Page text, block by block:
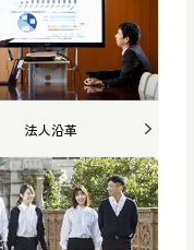
法人沿革